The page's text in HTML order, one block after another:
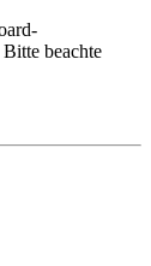
beachte